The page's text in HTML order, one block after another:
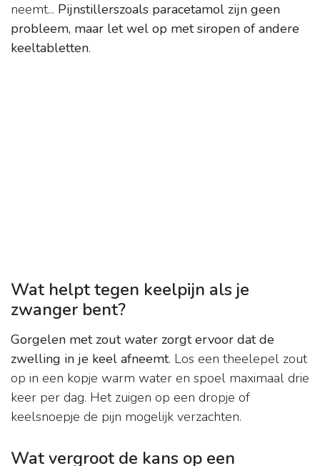
neemt... Pijnstillerszoals paracetamol zijn geen
probleem, maar let wel op met siropen of andere
keeltabletten.
Wat helpt tegen keelpijn als je
zwanger bent?
Gorgelen met zout water zorgt ervoor dat de
zwelling in je keel afneemt. Los een theelepel zout
op in een kopje warm water en spoel maximaal drie
keer per dag. Het zuigen op een dropje of
keelsnoepje de pijn mogelijk verzachten.
Wat vergroot de kans op een